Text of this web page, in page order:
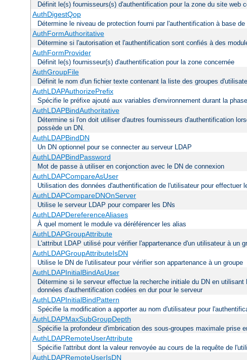
Définit le(s) fournisseurs(s) d'authentification pour la zone du site web
AuthDigestQop
Détermine le niveau de protection fourni par l'authentification à base de
AuthFormAuthoritative
Détermine si l'autorisation et l'authentification sont confiés à des
AuthFormProvider
Définit le(s) fournisseur(s) d'authentification pour la zone concernée
AuthGroupFile
Définit le nom d'un fichier texte contenant la liste des groupes
AuthLDAPAuthorizePrefix
Spécifie le préfixe ajouté aux variables d'environnement durant la
AuthLDAPBindAuthoritative
Détermine si l'on doit utiliser d'autres fournisseurs d'authentification
possède un DN.
AuthLDAPBindDN
Un DN optionnel pour se connecter au serveur LDAP
AuthLDAPBindPassword
Mot de passe à utiliser en conjonction avec le DN de connexion
AuthLDAPCompareAsUser
Utilisation des données d'authentification de l'utilisateur pour effectuer
AuthLDAPCompareDNOnServer
Utilise le serveur LDAP pour comparer les DNs
AuthLDAPDereferenceAliases
À quel moment le module va déréférencer les alias
AuthLDAPGroupAttribute
L'attribut LDAP utilisé pour vérifier l'appartenance d'un utilisateur à un
AuthLDAPGroupAttributeIsDN
Utilise le DN de l'utilisateur pour vérifier son appartenance à un groupe
AuthLDAPInitialBindAsUser
Détermine si le serveur effectue la recherche initiale du DN en
données d'authentification codées en dur pour le serveur
AuthLDAPInitialBindPattern
Spécifie la modification a apporter au nom d'utilisateur pour
AuthLDAPMaxSubGroupDepth
Spécifie la profondeur d'imbrication des sous-groupes maximale prise
AuthLDAPRemoteUserAttribute
Spécifie l'attribut dont la valeur renvoyée au cours de la requête de
AuthLDAPRemoteUserIsDN